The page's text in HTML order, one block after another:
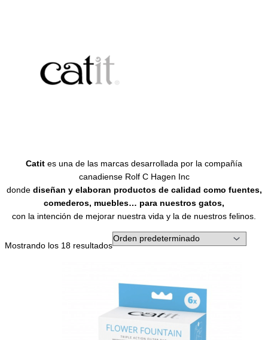
Catit es una de las marcas desarrollada por la compañía
canadiense Rolf C Hagen Inc
donde diseñan y elaboran productos de calidad como fuentes,
comederos, muebles… para nuestros gatos,
con la intención de mejorar nuestra vida y la de nuestros felinos.
Mostrando los 18 resultados